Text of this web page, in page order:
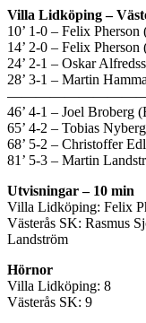
Villa Lidköping –
10’ 1-0 – Felix Pherson
14’ 2-0 – Felix
24’ 2-1 – Oskar
28’ 3-1 – Martin
46’ 4-1 – Joel Broberg
65’ 4-2 – Tobias
68’ 5-2 – Christoffer
81’ 5-3 – Martin
Utvisningar – 10 min
Villa Lidköping: Felix
Västerås SK: Rasmus
Landström
Hörnor
Villa Lidköping: 8
Västerås SK: 9